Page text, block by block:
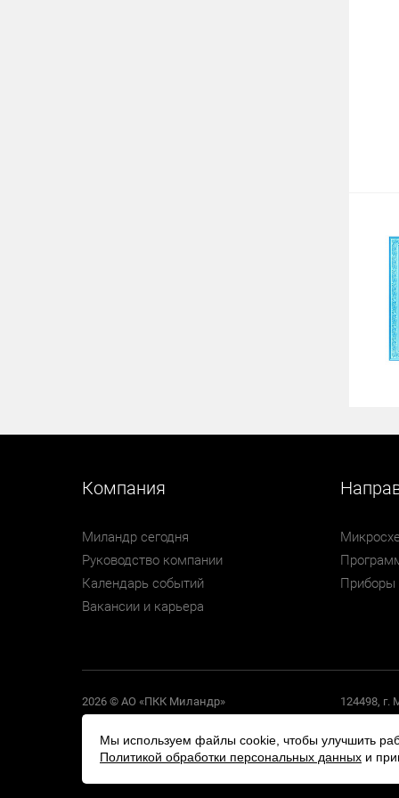
Компания
Миландр сегодня
Руководство компании
Календарь событий
Вакансии и карьера
Приборы
2026 © АО «ПКК Миландр»
124498, г.
Политика обработки персональных данных
Политика конфиденциальности
Согласие на обработку персональных данных
Мы используем файлы cookie, чтобы улучшить
Политикой обработки персональных данных и